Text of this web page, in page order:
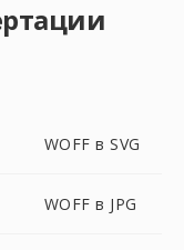
WOFF в SVG
WOFF в JPG